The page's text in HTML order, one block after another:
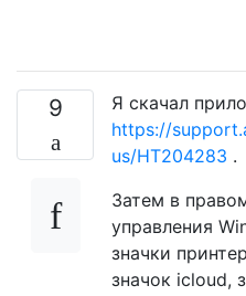
9
Я скачал
https://
us/HT204283 .
Затем в
управления
значки
значок icloud,